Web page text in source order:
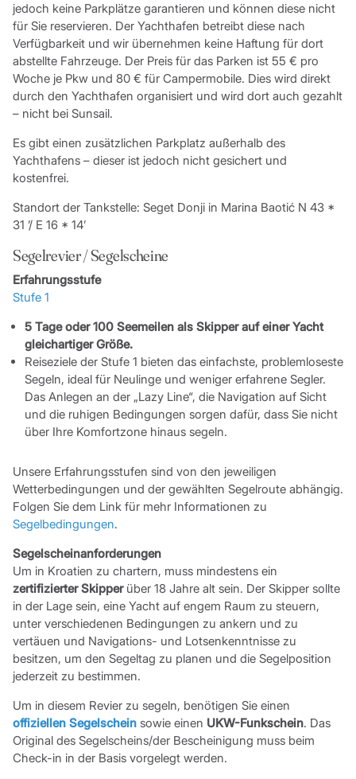
jedoch keine Parkplätze garantieren und können diese nicht
für Sie reservieren. Der Yachthafen betreibt diese nach
Verfügbarkeit und wir übernehmen keine Haftung für dort
abstellte Fahrzeuge. Der Preis für das Parken ist 55 € pro
Woche je Pkw und 80 € für Campermobile. Dies wird direkt
durch den Yachthafen organisiert und wird dort auch gezahlt
– nicht bei Sunsail.
Es gibt einen zusätzlichen Parkplatz außerhalb des
Yachthafens – dieser ist jedoch nicht gesichert und
kostenfrei.
Standort der Tankstelle: Seget Donji in Marina Baotić N 43 *
31 ’/ E 16 * 14’
Segelrevier / Segelscheine
Erfahrungsstufe
Stufe 1
5 Tage oder 100 Seemeilen als Skipper auf einer Yacht
gleichartiger Größe.
Reiseziele der Stufe 1 bieten das einfachste, problemloseste
Segeln, ideal für Neulinge und weniger erfahrene Segler.
Das Anlegen an der „Lazy Line“, die Navigation auf Sicht
und die ruhigen Bedingungen sorgen dafür, dass Sie nicht
über Ihre Komfortzone hinaus segeln.
Unsere Erfahrungsstufen sind von den jeweiligen
Wetterbedingungen und der gewählten Segelroute abhängig.
Folgen Sie dem Link für mehr Informationen zu
Segelbedingungen.
Segelscheinanforderungen
Um in Kroatien zu chartern, muss mindestens ein
zertifizierter Skipperüber 18 Jahre alt sein. Der Skipper sollte
in der Lage sein, eine Yacht auf engem Raum zu steuern,
unter verschiedenen Bedingungen zu ankern und zu
vertäuen und Navigations- und Lotsenkenntnisse zu
besitzen, um den Segeltag zu planen und die Segelposition
jederzeit zu bestimmen.
Um in diesem Revier zu segeln, benötigen Sie einen
offiziellen Segelscheinsowie einen UKW-Funkschein. Das
Original des Segelscheins/der Bescheinigung muss beim
Check-in in der Basis vorgelegt werden.